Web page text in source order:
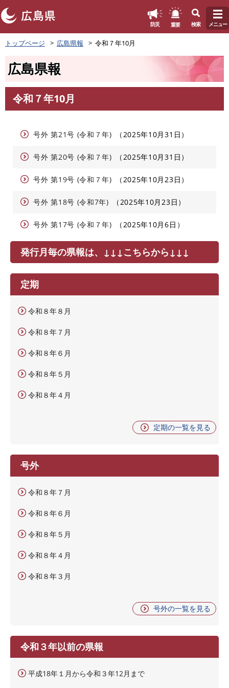
ペ
ー
頭
す
防災 重要 検索 メニュー
トップページ 広島県報 令和７年10月
広島県報
文
令和７年10月
号外 第21号 (令和７年) 2025年10月31日
号外 第20号 (令和７年) 2025年10月31日
号外 第19号 (令和７年) 2025年10月23日
号外 第18号 (令和7年) 2025年10月23日
号外 第17号 (令和７年) 2025年10月6日
発行月毎の県報は、↓↓↓こちらから↓↓↓
定期
令和８年８月
令和８年７月
令和８年６月
令和８年５月
令和８年４月
定期の一覧を見る
号外
令和８年７月
令和８年６月
令和８年５月
令和８年４月
令和８年３月
号外の一覧を見る
令和３年以前の県報
平成18年１月から令和３年12月まで